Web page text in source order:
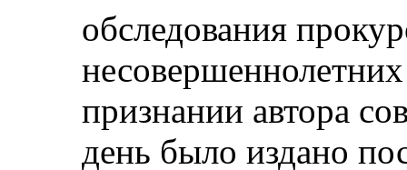
обследования
признании автора
день было издано